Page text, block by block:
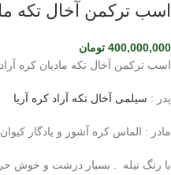
اسب ترکمن آخال تکه
400,000,000 تومان
اسب ترکمن آخال تکه مادیان کره آراد
پدر : سیلمی آخال تکه آراد کره آریا
مادر : الماس کره آشور و یادگار کیوان
با رنگ نیله . بسیار درشت و خوش